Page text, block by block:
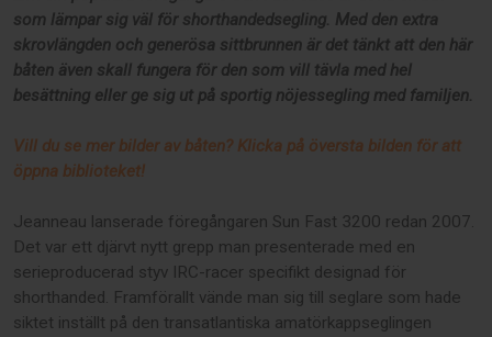
som lämpar sig väl för shorthandedsegling. Med den extra
skrovlängden och generösa sittbrunnen är det tänkt att den här
båten även skall fungera för den som vill tävla med hel
besättning eller ge sig ut på sportig nöjessegling med familjen.
Vill du se mer bilder av båten? Klicka på översta bilden för att
öppna biblioteket!
Jeanneau lanserade föregångaren Sun Fast 3200 redan 2007.
Det var ett djärvt nytt grepp man presenterade med en
serieproducerad styv IRC-racer specifikt designad för
shorthanded. Framförallt vände man sig till seglare som hade
siktet inställt på den transatlantiska amatörkappseglingen